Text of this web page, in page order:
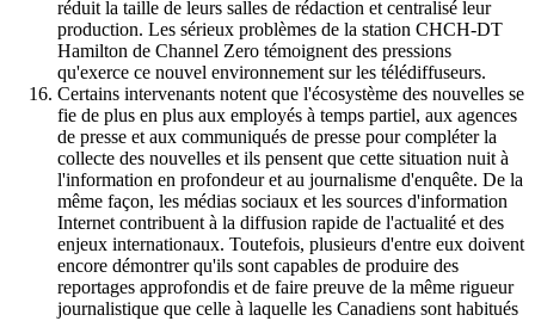
réduit la taille de leurs salles de rédaction et centralisé leur
production. Les sérieux problèmes de la station CHCH-DT
Hamilton de Channel Zero témoignent des pressions
qu'exerce ce nouvel environnement sur les télédiffuseurs.
Certains intervenants notent que l'écosystème des nouvelles se
fie de plus en plus aux employés à temps partiel, aux agences
de presse et aux communiqués de presse pour compléter la
collecte des nouvelles et ils pensent que cette situation nuit à
l'information en profondeur et au journalisme d'enquête. De la
même façon, les médias sociaux et les sources d'information
Internet contribuent à la diffusion rapide de l'actualité et des
enjeux internationaux. Toutefois, plusieurs d'entre eux doivent
encore démontrer qu'ils sont capables de produire des
reportages approfondis et de faire preuve de la même rigueur
journalistique que celle à laquelle les Canadiens sont habitués